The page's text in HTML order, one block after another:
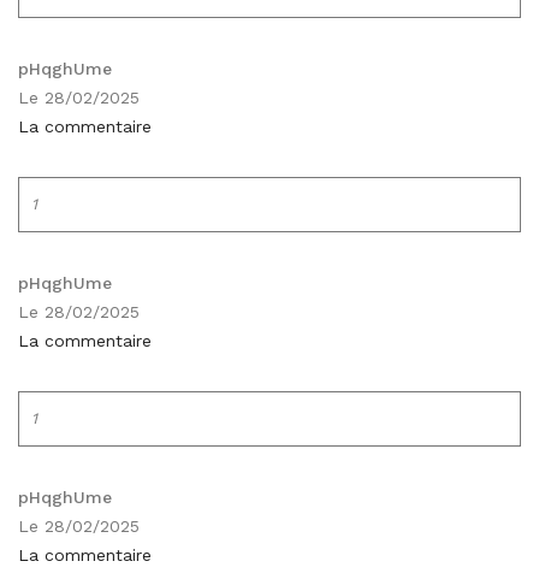
pHqghUme
Le 28/02/2025
La commentaire
1
pHqghUme
Le 28/02/2025
La commentaire
1
pHqghUme
Le 28/02/2025
La commentaire